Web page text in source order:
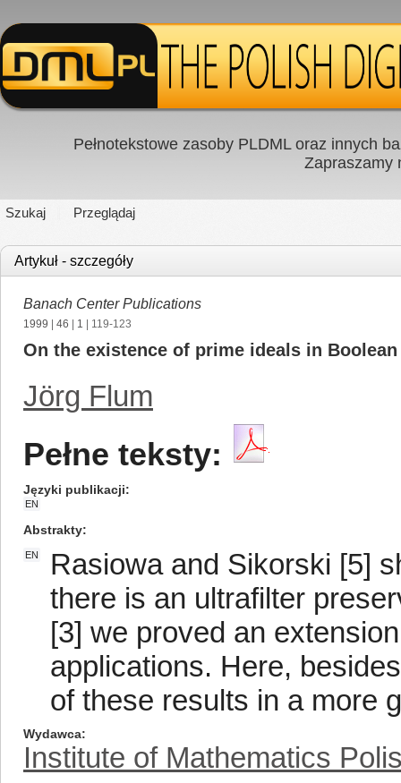
Pełnotekstowe zasoby PLDML oraz innych
Zapraszamy
Szukaj Przeglądaj
Artykuł - szczegóły
Banach Center Publications
1999 46 1 | 119-123
On the existence of prime ideals in
Jörg Flum
Pełne teksty:
Języki publikacji
EN
Abstrakty
EN
Rasiowa and Sikorski [5]
there is an ultrafilter
[3] we proved an
applications. Here,
of these results in a more
Wydawca
Institute of Mathematics